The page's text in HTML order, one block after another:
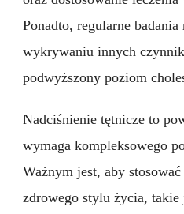
Ponadto, regularne
wykrywaniu innych
podwyższony poziom
Nadciśnienie tętnicze to
wymaga kompleksowego
Ważnym jest, aby
zdrowego stylu życia, takie